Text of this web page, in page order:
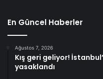
En Güncel Haberler
Ağustos 7, 2026
Kış geri geliyor!
yasaklandı